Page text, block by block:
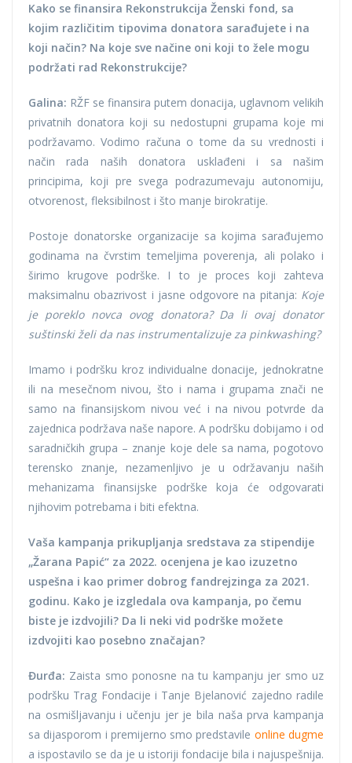
Kako se finansira Rekonstrukcija Ženski fond, sa
kojim različitim tipovima donatora sarađujete i na
koji način? Na koje sve načine oni koji to žele mogu
podržati rad Rekonstrukcije?
Galina: RŽF se finansira putem donacija, uglavnom velikih
privatnih donatora koji su nedostupni grupama koje mi
podržavamo. Vodimo računa o tome da su vrednosti i
način rada naših donatora usklađeni i sa našim
principima, koji pre svega podrazumevaju autonomiju,
otvorenost, fleksibilnost i što manje birokratije.
Postoje donatorske organizacije sa kojima sarađujemo
godinama na čvrstim temeljima poverenja, ali polako i
širimo krugove podrške. I to je proces koji zahteva
maksimalnu obazrivost i jasne odgovore na pitanja: Koje
je poreklo novca ovog donatora? Da li ovaj donator
suštinski želi da nas instrumentalizuje za pinkwashing?
Imamo i podršku kroz individualne donacije, jednokratne
ili na mesečnom nivou, što i nama i grupama znači ne
samo na finansijskom nivou već i na nivou potvrde da
zajednica podržava naše napore. A podršku dobijamo i od
saradničkih grupa – znanje koje dele sa nama, pogotovo
terensko znanje, nezamenljivo je u održavanju naših
mehanizama finansijske podrške koja će odgovarati
njihovim potrebama i biti efektna.
Vaša kampanja prikupljanja sredstava za stipendije
„Žarana Papić“ za 2022. ocenjena je kao izuzetno
uspešna i kao primer dobrog fandrejzinga za 2021.
godinu. Kako je izgledala ova kampanja, po čemu
biste je izdvojili? Da li neki vid podrške možete
izdvojiti kao posebno značajan?
Đurđa: Zaista smo ponosne na tu kampanju jer smo uz
podršku Trag Fondacije i Tanje Bjelanović zajedno radile
na osmišljavanju i učenju jer je bila naša prva kampanja
sa dijasporom i premijerno smo predstavile online dugme
a ispostavilo se da je u istoriji fondacije bila i najuspešnija.